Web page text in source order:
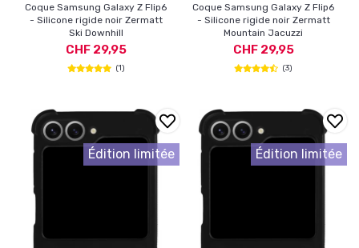
Coque Samsung Galaxy Z Flip6
- Silicone rigide noir Zermatt
Ski Downhill
CHF 29,95
(1)
Coque Samsung Galaxy Z Flip6
- Silicone rigide noir Zermatt
Mountain Jacuzzi
CHF 29,95
(3)
Édition limitée Édition limitée